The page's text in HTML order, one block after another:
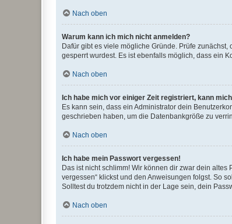
Nach oben
Warum kann ich mich nicht anmelden?
Dafür gibt es viele mögliche Gründe. Prüfe
gesperrt wurdest. Es ist ebenfalls möglich, dass ein
Nach oben
Ich habe mich vor einiger Zeit registriert, kann
Es kann sein, dass ein Administrator dein
geschrieben haben, um die Datenbankgröße zu
Nach oben
Ich habe mein Passwort vergessen!
Das ist nicht schlimm! Wir können dir zwar dein
vergessen“ klickst und den Anweisungen folgst. So
Solltest du trotzdem nicht in der Lage sein, dein
Nach oben